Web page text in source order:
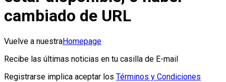
cambiado de URL
Vuelve a nuestraHomepage
Recibe las últimas noticias en tu casilla de E-mail
Registrarse implica aceptar los Términos y Condiciones